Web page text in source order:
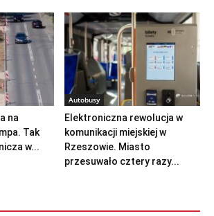
na
Tak
w...
Autobusy
Elektroniczna rewolucja w
komunikacji miejskiej w
Rzeszowie. Miasto
przesuwało cztery razy...